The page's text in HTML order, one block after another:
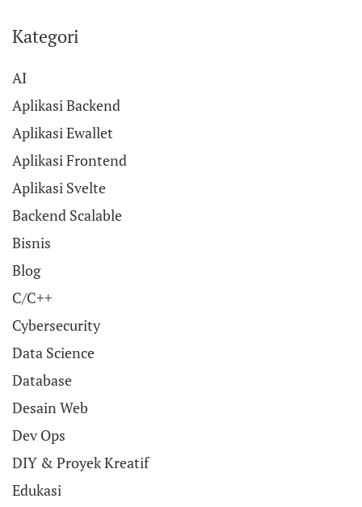
Kategori
AI
Aplikasi Backend
Aplikasi Ewallet
Aplikasi Frontend
Aplikasi Svelte
Backend Scalable
Bisnis
Blog
C/C++
Cybersecurity
Data Science
Database
Desain Web
Dev Ops
DIY & Proyek Kreatif
Edukasi